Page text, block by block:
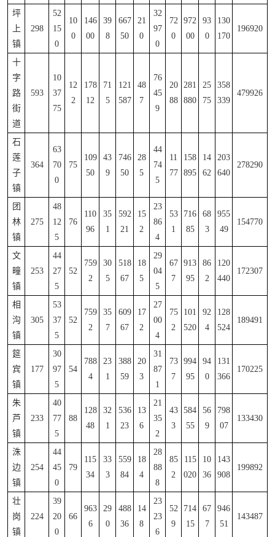
坪
上
镇
298
52
15
0
10
0
146
00
39
8
667
50
21
0
32
97
0
72
0
972
00
93
0
130
170
196920
十
字
路
街
道
593
10
37
75
12
2
178
12
71
5
121
587
48
7
76
45
9
20
88
281
880
25
75
358
339
479926
石
莲
子
镇
364
63
70
0
75
109
50
43
9
746
50
28
5
44
74
5
11
77
158
895
14
62
203
640
278290
团
林
镇
275
48
12
5
76
110
96
35
1
592
21
15
2
23
86
4
53
1
716
85
68
3
955
49
154770
文
疃
镇
253
44
27
5
52
759
2
30
5
518
67
18
5
29
04
5
67
7
913
95
86
2
120
440
172307
相
沟
镇
305
53
37
5
52
759
2
35
7
609
67
17
2
27
00
4
75
2
101
520
92
4
128
524
189491
筵
宾
镇
177
30
97
5
54
788
4
23
1
388
59
20
3
31
87
1
73
7
994
95
94
0
131
366
170225
朱
芦
镇
233
40
77
5
88
128
48
32
1
536
23
13
6
21
35
2
43
3
584
55
56
9
798
07
133430
洙
边
镇
254
44
45
0
79
115
34
33
3
559
84
18
4
28
88
8
85
2
115
020
10
36
143
908
199892
壮
岗
镇
224
39
20
0
66
963
6
29
0
488
36
14
8
23
23
6
52
9
714
15
67
7
946
51
143487